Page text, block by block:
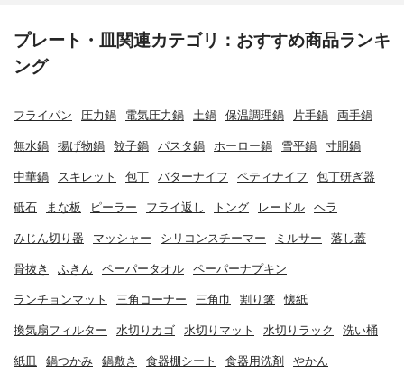
プレート・皿関連カテゴリ：おすすめ商品ランキ
ング
フライパン 圧力鍋 電気圧力鍋 土鍋 保温調理鍋 片手鍋 両手鍋
無水鍋 揚げ物鍋 餃子鍋 パスタ鍋 ホーロー鍋 雪平鍋 寸胴鍋
中華鍋 スキレット 包丁 バターナイフ ペティナイフ 包丁研ぎ器
砥石 まな板 ピーラー フライ返し トング レードル ヘラ
みじん切り器 マッシャー シリコンスチーマー ミルサー 落し蓋
骨抜き ふきん ペーパータオル ペーパーナプキン
ランチョンマット 三角コーナー 三角巾 割り箸 懐紙
換気扇フィルター 水切りカゴ 水切りマット 水切りラック 洗い桶
紙皿 鍋つかみ 鍋敷き 食器棚シート 食器用洗剤 やかん